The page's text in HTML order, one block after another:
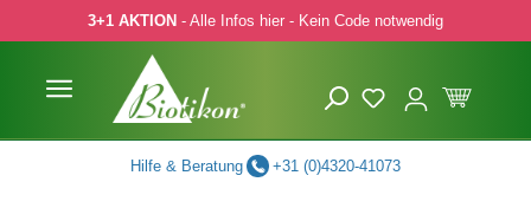
Hauptinhalt springen
Zur Suche springen
Zur Hauptnavigation springen
3+1 AKTION - Alle Infos hier - Kein Code notwendig
Hilfe & Beratung +31 (0)4320-41073